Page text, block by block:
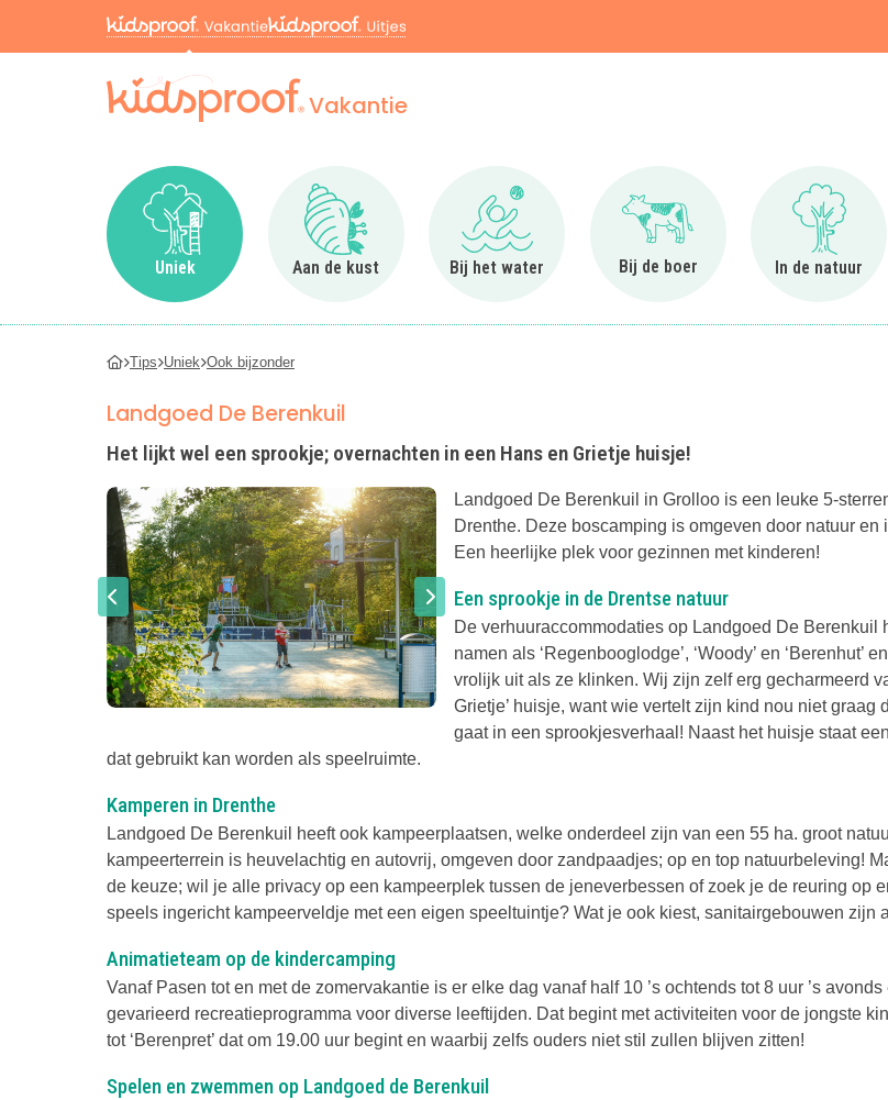
Vakantie
Uniek
Ga naar Uniek
Aan de kust
Ga naar Aan de kust
Bij het water
Ga naar Bij het water
Bij de boer
Ga naar Bij de boer
In de natuur
Ga naar
Tips Uniek Ook bijzonder
Landgoed De Berenkuil
Het lijkt wel een sprookje; overnachten in een Hans en Grietje huisje!
Landgoed De Berenkuil in Grolloo is een leuke 5-
Drenthe. Deze boscamping is omgeven door natuur en
Een heerlijke plek voor gezinnen met kinderen!
Een sprookje in de Drentse natuur
De verhuuraccommodaties op Landgoed De Berenkuil
namen als ‘Regenbooglodge’, ‘Woody’ en ‘Berenhut’
vrolijk uit als ze klinken. Wij zijn zelf erg gecharmeerd
Grietje’ huisje, want wie vertelt zijn kind nou niet graag
gaat in een sprookjesverhaal! Naast het huisje staat
dat gebruikt kan worden als speelruimte.
Kamperen in Drenthe
Landgoed De Berenkuil heeft ook kampeerplaatsen, welke onderdeel zijn van een 55 ha. groot
kampeerterrein is heuvelachtig en autovrij, omgeven door zandpaadjes; op en top natuurbeleving!
de keuze; wil je alle privacy op een kampeerplek tussen de jeneverbessen of zoek je de reuring op
speels ingericht kampeerveldje met een eigen speeltuintje? Wat je ook kiest, sanitairgebouwen zijn
Animatieteam op de kindercamping
Vanaf Pasen tot en met de zomervakantie is er elke dag vanaf half 10 ’s ochtends tot 8 uur ’s
gevarieerd recreatieprogramma voor diverse leeftijden. Dat begint met activiteiten voor de jongste
tot ‘Berenpret’ dat om 19.00 uur begint en waarbij zelfs ouders niet stil zullen blijven zitten!
Spelen en zwemmen op Landgoed de Berenkuil